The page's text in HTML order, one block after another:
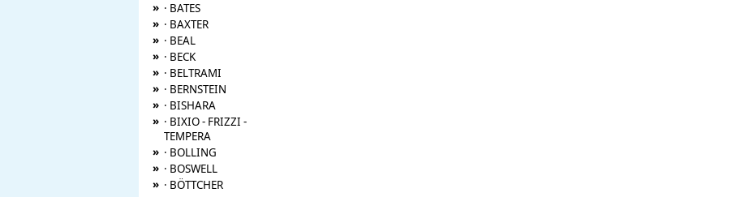
» · BATES
» · BAXTER
» · BEAL
» · BECK
» · BELTRAMI
» · BERNSTEIN
» · BISHARA
» · BIXIO - FRIZZI -
TEMPERA
» · BOLLING
» · BOSWELL
» · BÖTTCHER